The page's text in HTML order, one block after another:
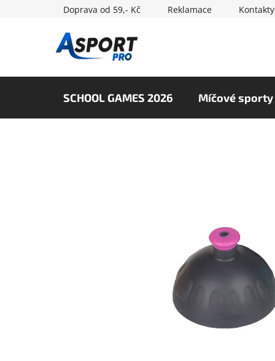
Doprava od 59,- Kč Reklamace Kontakty
SCHOOL GAMES 2026 Míčové sporty